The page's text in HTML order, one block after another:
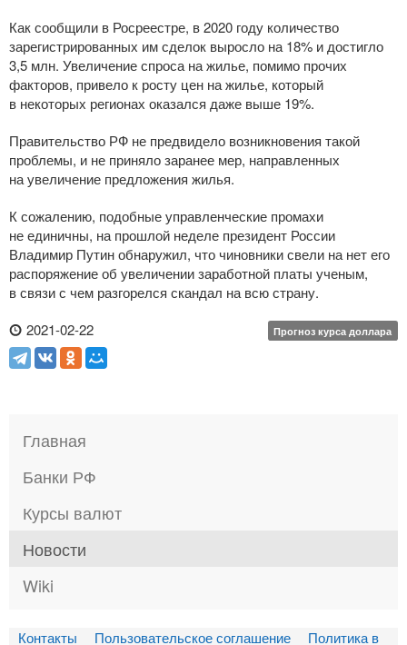
Как сообщили в Росреестре, в 2020 году количество
зарегистрированных им сделок выросло на 18% и достигло
3,5 млн. Увеличение спроса на жилье, помимо прочих
факторов, привело к росту цен на жилье, который
в некоторых регионах оказался даже выше 19%.
Правительство РФ не предвидело возникновения такой
проблемы, и не приняло заранее мер, направленных
на увеличение предложения жилья.
К сожалению, подобные управленческие промахи
не единичны, на прошлой неделе президент России
Владимир Путин обнаружил, что чиновники свели на нет его
распоряжение об увеличении заработной платы ученым,
в связи с чем разгорелся скандал на всю страну.
2021-02-22
Прогноз курса доллара
Главная
Банки РФ
Курсы валют
Новости
Wiki
Контакты Пользовательское соглашение Политика в